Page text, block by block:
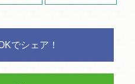
でシェア！